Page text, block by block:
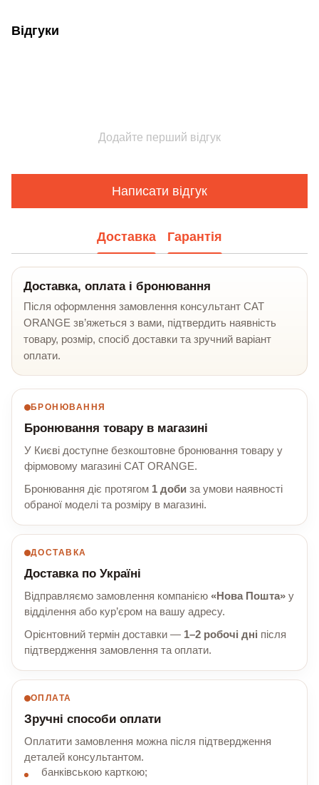
Відгуки
Додайте перший відгук
Написати відгук
Доставка Гарантія
Доставка, оплата і бронювання
Після оформлення замовлення консультант CAT
ORANGE зв’яжеться з вами, підтвердить наявність
товару, розмір, спосіб доставки та зручний варіант
оплати.
БРОНЮВАННЯ
Бронювання товару в магазині
У Києві доступне безкоштовне бронювання товару у
фірмовому магазині CAT ORANGE.
Бронювання діє протягом 1 доби за умови наявності
обраної моделі та розміру в магазині.
ДОСТАВКА
Доставка по Україні
Відправляємо замовлення компанією «Нова Пошта» у
відділення або кур’єром на вашу адресу.
Орієнтовний термін доставки — 1–2 робочі дні після
підтвердження замовлення та оплати.
ОПЛАТА
Зручні способи оплати
Оплатити замовлення можна після підтвердження
деталей консультантом.
банківською карткою;